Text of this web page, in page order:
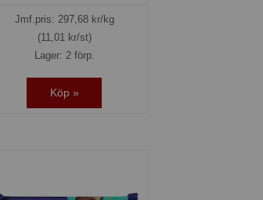
Jmf.pris: 297,68kr/kg
(11,01 kr/st)
Lager: 2 förp.
Köp »